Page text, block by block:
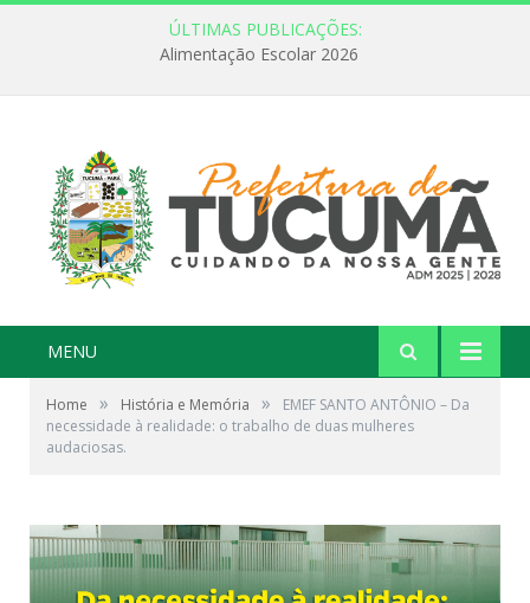
ÚLTIMAS PUBLICAÇÕES:
MENU
Home » História e Memória »
EMEF SANTO ANTÔNIO – Da
necessidade à realidade: o trabalho de duas mulheres
audaciosas.